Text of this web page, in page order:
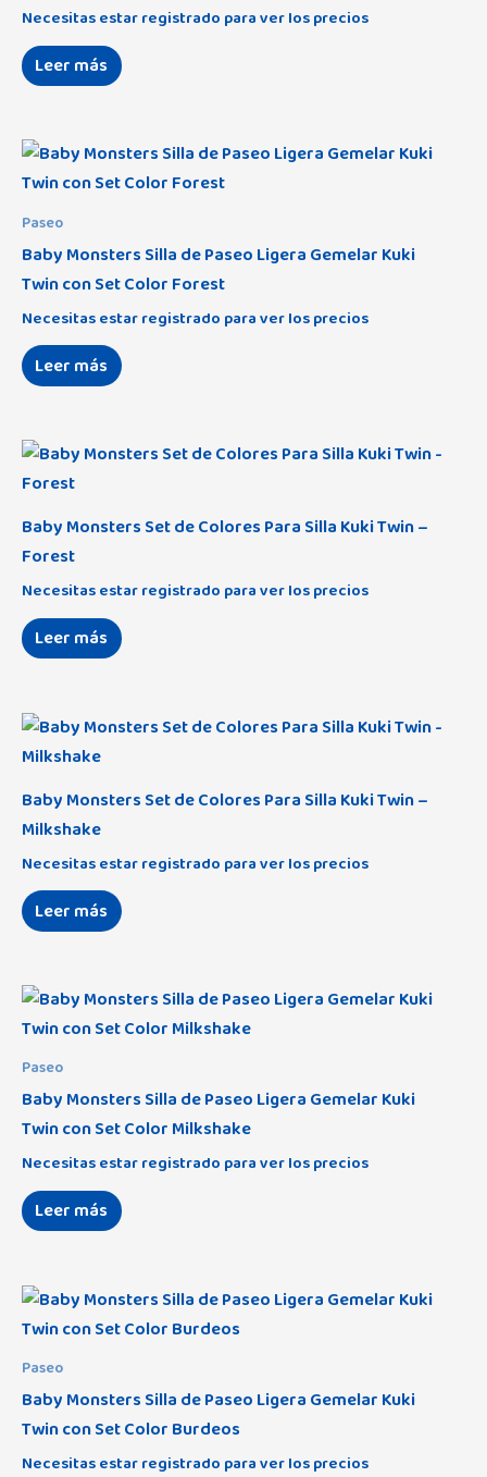
Necesitas estar registrado para ver los precios
Leer más
Paseo
Baby Monsters Silla de Paseo Ligera Gemelar Kuki
Twin con Set Color Forest
Necesitas estar registrado para ver los precios
Leer más
Baby Monsters Set de Colores Para Silla Kuki Twin –
Forest
Necesitas estar registrado para ver los precios
Leer más
Baby Monsters Set de Colores Para Silla Kuki Twin –
Milkshake
Necesitas estar registrado para ver los precios
Leer más
Paseo
Baby Monsters Silla de Paseo Ligera Gemelar Kuki
Twin con Set Color Milkshake
Necesitas estar registrado para ver los precios
Leer más
Paseo
Baby Monsters Silla de Paseo Ligera Gemelar Kuki
Twin con Set Color Burdeos
Necesitas estar registrado para ver los precios